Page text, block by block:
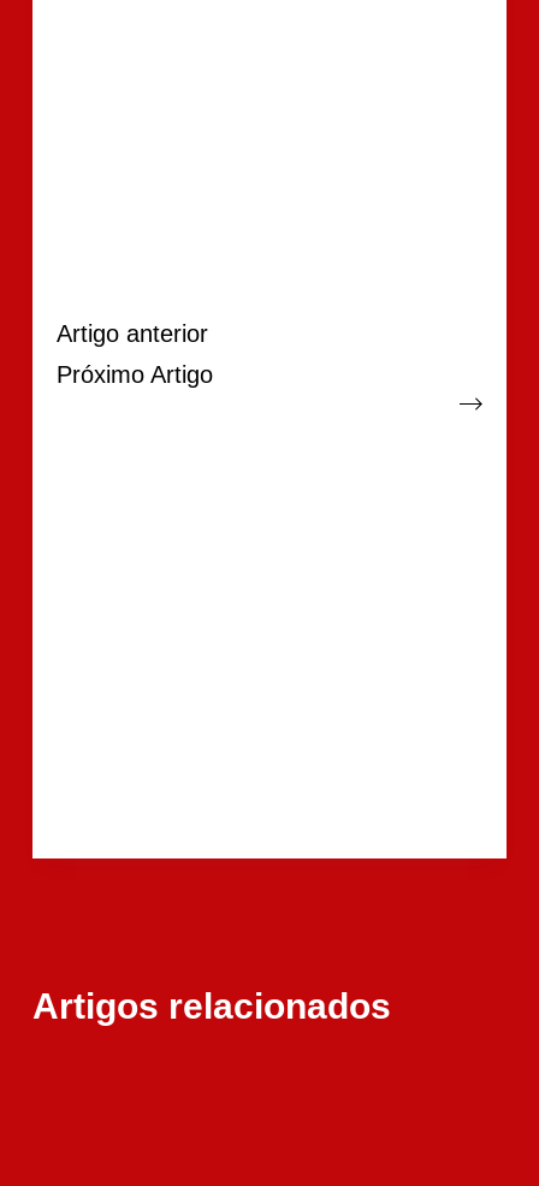
Artigoanterior
Próximo Artigo
Artigos relacionados